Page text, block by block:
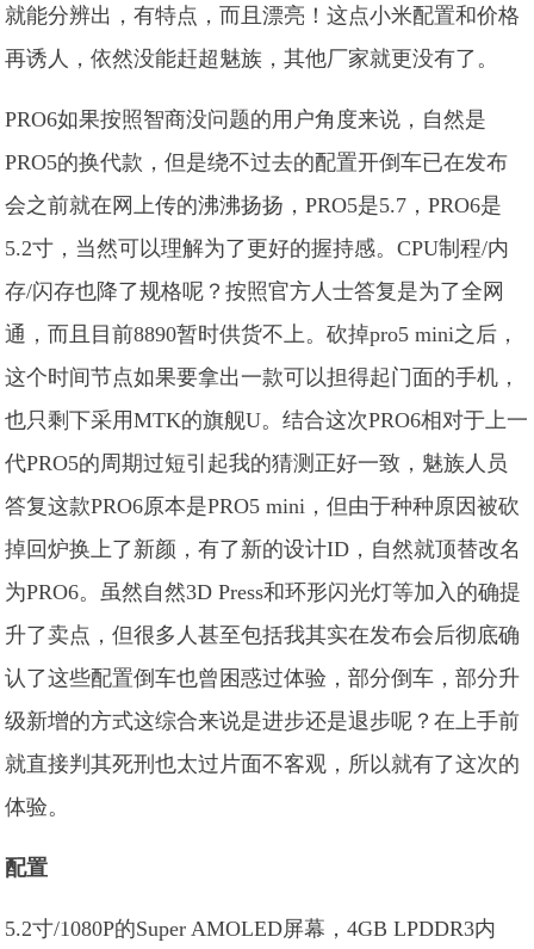
就能分辨出，有特点，而且漂亮！这点小米配置和价格
再诱人，依然没能赶超魅族，其他厂家就更没有了。
PRO6如果按照智商没问题的用户角度来说，自然是
PRO5的换代款，但是绕不过去的配置开倒车已在发布
会之前就在网上传的沸沸扬扬，PRO5是5.7，PRO6是
5.2寸，当然可以理解为了更好的握持感。CPU制程/内
存/闪存也降了规格呢？按照官方人士答复是为了全网
通，而且目前8890暂时供货不上。砍掉pro5 mini之后，
这个时间节点如果要拿出一款可以担得起门面的手机，
也只剩下采用MTK的旗舰U。结合这次PRO6相对于上一
代PRO5的周期过短引起我的猜测正好一致，魅族人员
答复这款PRO6原本是PRO5 mini，但由于种种原因被砍
掉回炉换上了新颜，有了新的设计ID，自然就顶替改名
为PRO6。虽然自然3D Press和环形闪光灯等加入的确提
升了卖点，但很多人甚至包括我其实在发布会后彻底确
认了这些配置倒车也曾困惑过体验，部分倒车，部分升
级新增的方式这综合来说是进步还是退步呢？在上手前
就直接判其死刑也太过片面不客观，所以就有了这次的
体验。
配置
5.2寸/1080P的Super AMOLED屏幕，4GB LPDDR3内